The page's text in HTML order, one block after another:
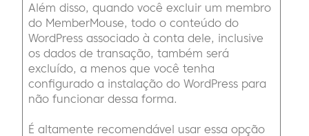
Além disso, quando você excluir um membro
do MemberMouse, todo o conteúdo do
WordPress associado à conta dele, inclusive
os dados de transação, também será
excluído, a menos que você tenha
configurado a instalação do WordPress para
não funcionar dessa forma.
É altamente recomendável usar essa opção